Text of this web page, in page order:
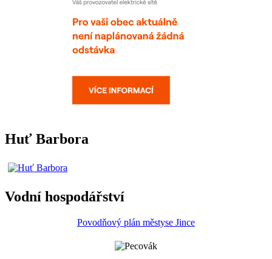
Huť Barbora
Vodní hospodářství
Povodňový plán městyse Jince